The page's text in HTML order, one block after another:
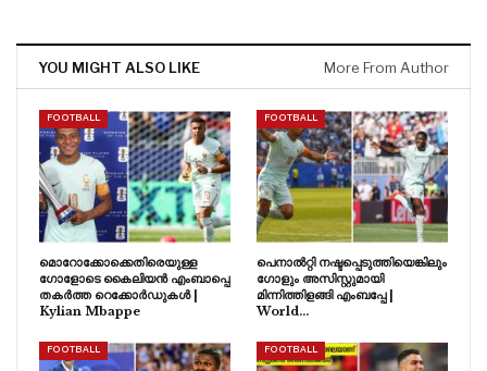
YOU MIGHT ALSO LIKE More From Author
FOOTBALL
മൊറോക്കോക്കെതിരെയുള്ള
ഗോളോടെ കൈലിയൻ എംബാപ്പെ
തകർത്ത റെക്കോർഡുകൾ |
Kylian Mbappe
FOOTBALL
പെനാൽറ്റി നഷ്ടപ്പെടുത്തിയെങ്കിലും
ഗോളും അസിസ്റ്റുമായി
മിന്നിത്തിളങ്ങി എംബപ്പേ |
World…
FOOTBALL FOOTBALL